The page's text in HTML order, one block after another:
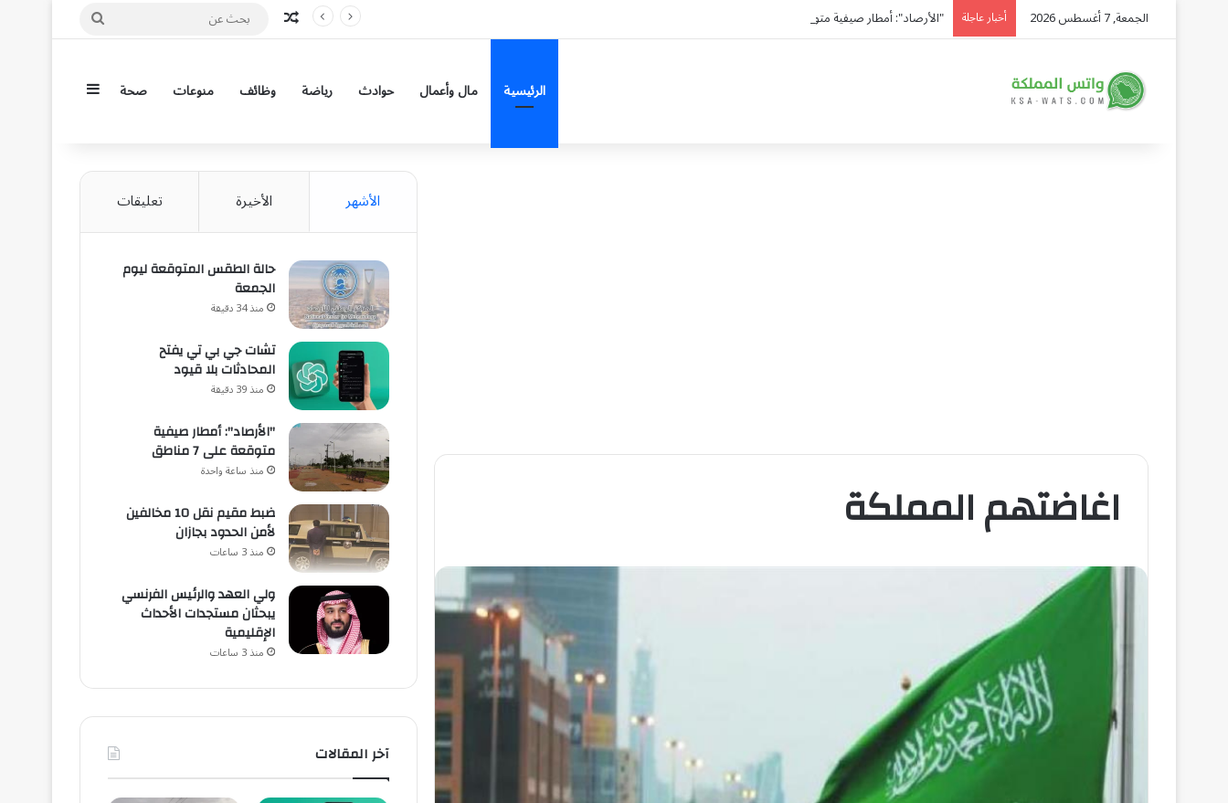
الجمعة, 7 أغسطس 2026 أخبار عاجلة "الأرصاد": أمطار صيفية متوقعة على 7 مناطق مقال عشوائي
بحث
الرئيسية مال وأعمال حوادث رياضة وظائف منوعات صحة إضافة عمود
اغاضتهم المملكة
الأشهر الأخيرة تعليقات
حالة الطقس المتوقعة ليوم
الجمعة
منذ 34 دقيقة
تشات جي بي تي يفتح
المحادثات بلا قيود
منذ 39 دقيقة
"الأرصاد": أمطار صيفية
متوقعة على 7 مناطق
منذ ساعة واحدة
ضبط مقيم نقل 10 مخالفين
لأمن الحدود بجازان
منذ 3 ساعات
ولي العهد والرئيس الفرنسي
يبحثان مستجدات الأحداث
الإقليمية
منذ 3 ساعات
آخر المقالات